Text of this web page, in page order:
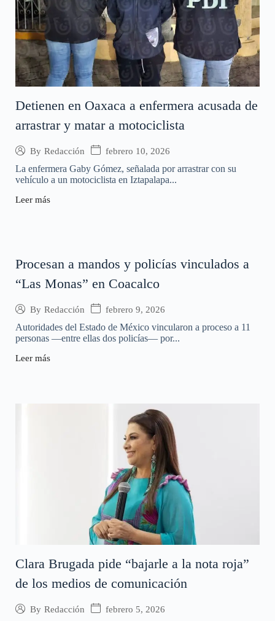
Detienen en Oaxaca a enfermera acusada de
arrastrar y matar a motociclista
By Redacción febrero 10, 2026
La enfermera Gaby Gómez, señalada por arrastrar con su
vehículo a un motociclista en Iztapalapa...
Leer más
Procesan a mandos y policías vinculados a
“Las Monas” en Coacalco
By Redacción febrero 9, 2026
Autoridades del Estado de México vincularon a proceso a 11
personas —entre ellas dos policías— por...
Leer más
Clara Brugada pide “bajarle a la nota roja”
de los medios de comunicación
By Redacción febrero 5, 2026